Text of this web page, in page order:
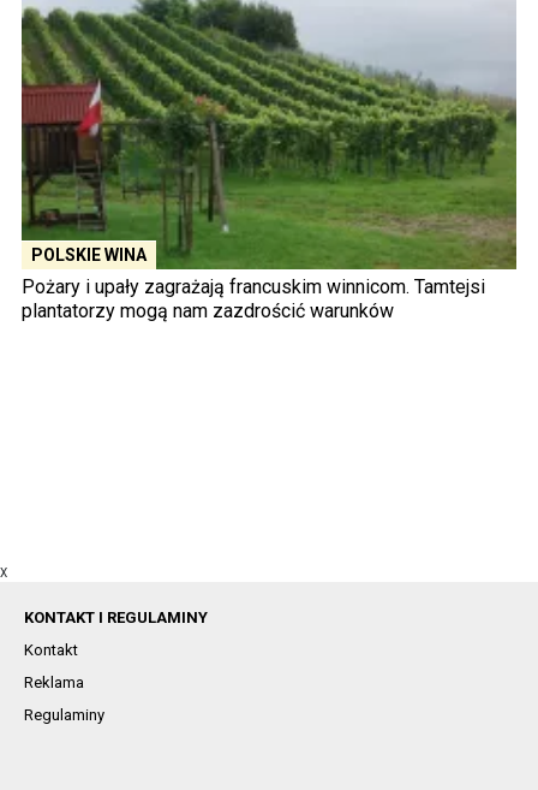
POLSKIE WINA
Pożary i upały zagrażają francuskim winnicom. Tamtejsi
plantatorzy mogą nam zazdrościć warunków
X
KONTAKT I REGULAMINY
Kontakt
Reklama
Regulaminy